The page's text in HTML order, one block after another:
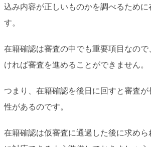
込み内容が正しいものかを調べるために
す。
在籍確認は審査の中でも重要項目なの
ければ審査を進めることができません。
つまり、在籍確認を後日に回すと審査
性があるのです。
在籍確認は仮審査に通過した後に求め